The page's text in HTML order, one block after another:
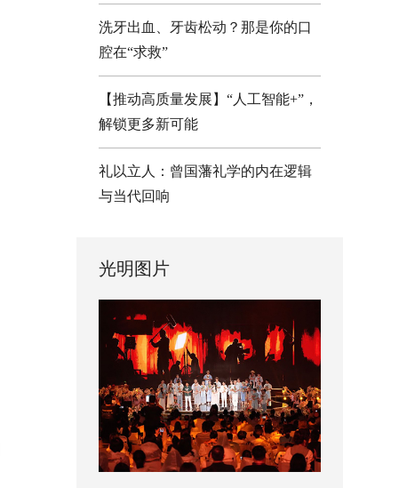
洗牙出血、牙齿松动？那是你的口
腔在“求救”
【推动高质量发展】“人工智能+”，
解锁更多新可能
礼以立人：曾国藩礼学的内在逻辑
与当代回响
光明图片